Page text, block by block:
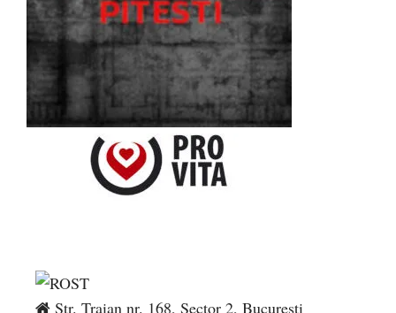
Str. Traian nr. 168, Sector 2, București